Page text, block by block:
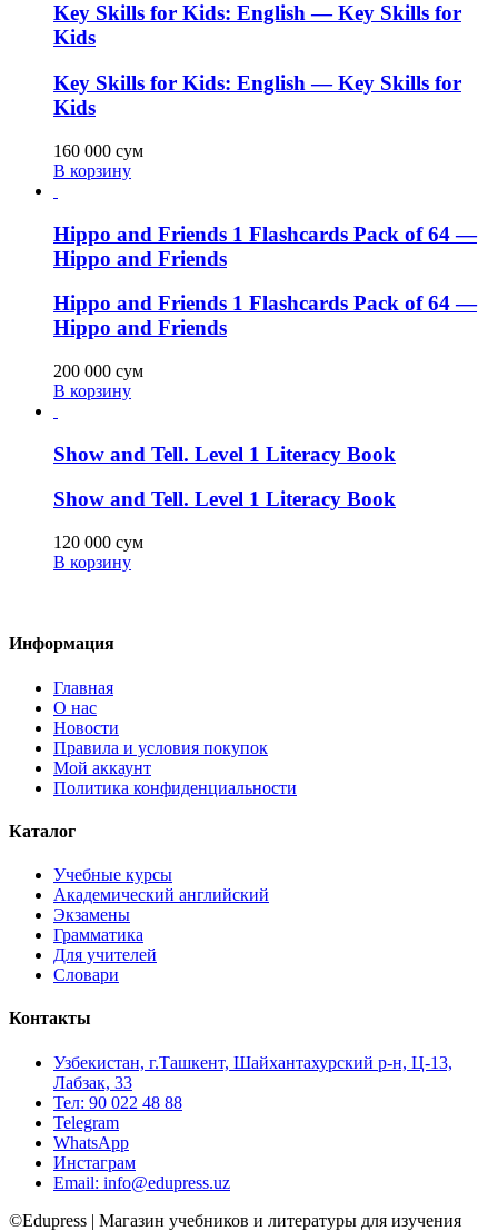
Key Skills for Kids: English — Key Skills for
Kids
Key Skills for Kids: English — Key Skills for
Kids
160 000 сум
В корзину
Hippo and Friends 1 Flashcards Pack of 64 —
Hippo and Friends
Hippo and Friends 1 Flashcards Pack of 64 —
Hippo and Friends
200 000 сум
В корзину
Show and Tell. Level 1 Literacy Book
Show and Tell. Level 1 Literacy Book
120 000 сум
В корзину
Информация
Главная
О нас
Новости
Правила и условия покупок
Мой аккаунт
Политика конфиденциальности
Каталог
Учебные курсы
Академический английский
Экзамены
Грамматика
Для учителей
Словари
Контакты
Узбекистан, г.Ташкент, Шайхантахурский р-н, Ц-13,
Лабзак, 33
Тел: 90 022 48 88
Telegram
WhatsApp
Инстаграм
Email: info@edupress.uz
©Edupress | Магазин учебников и литературы для изучения